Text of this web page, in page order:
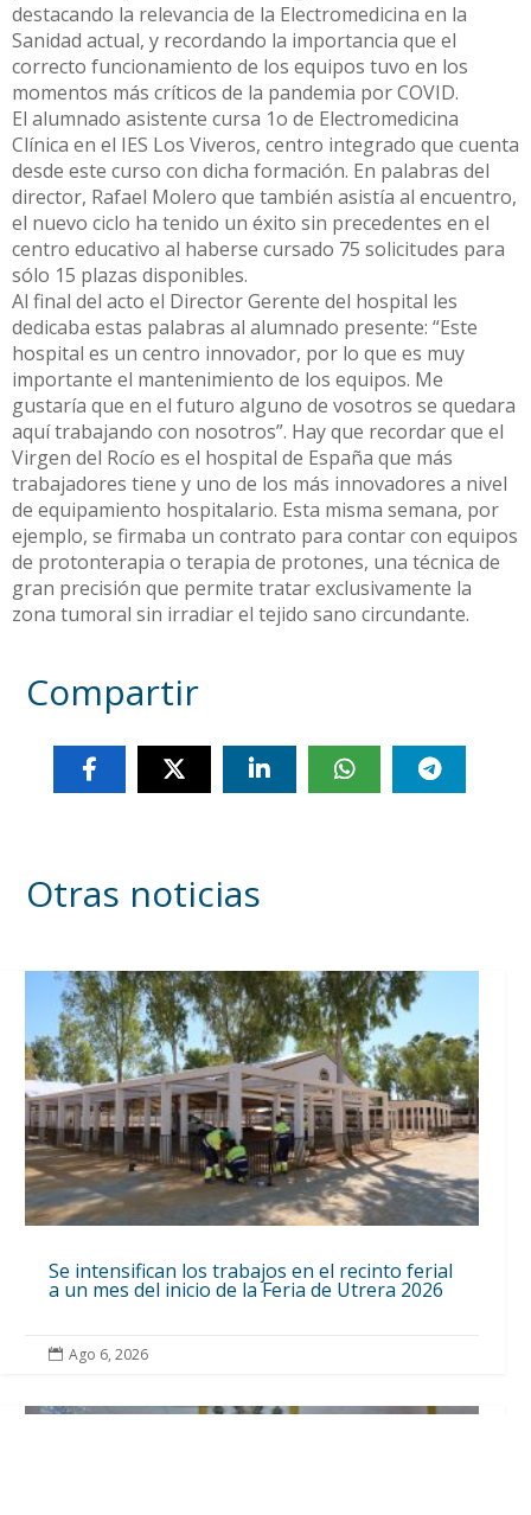
destacando la relevancia de la Electromedicina en la
Sanidad actual, y recordando la importancia que el
correcto funcionamiento de los equipos tuvo en los
momentos más críticos de la pandemia por COVID.
El alumnado asistente cursa 1o de Electromedicina
Clínica en el IES Los Viveros, centro integrado que cuenta
desde este curso con dicha formación. En palabras del
director, Rafael Molero que también asistía al encuentro,
el nuevo ciclo ha tenido un éxito sin precedentes en el
centro educativo al haberse cursado 75 solicitudes para
sólo 15 plazas disponibles.
Al final del acto el Director Gerente del hospital les
dedicaba estas palabras al alumnado presente: “Este
hospital es un centro innovador, por lo que es muy
importante el mantenimiento de los equipos. Me
gustaría que en el futuro alguno de vosotros se quedara
aquí trabajando con nosotros”. Hay que recordar que el
Virgen del Rocío es el hospital de España que más
trabajadores tiene y uno de los más innovadores a nivel
de equipamiento hospitalario. Esta misma semana, por
ejemplo, se firmaba un contrato para contar con equipos
de protonterapia o terapia de protones, una técnica de
gran precisión que permite tratar exclusivamente la
zona tumoral sin irradiar el tejido sano circundante.
Compartir
Otras noticias
Se intensifican los trabajos en el recinto ferial
a un mes del inicio de la Feria de Utrera 2026
 Ago 6, 2026